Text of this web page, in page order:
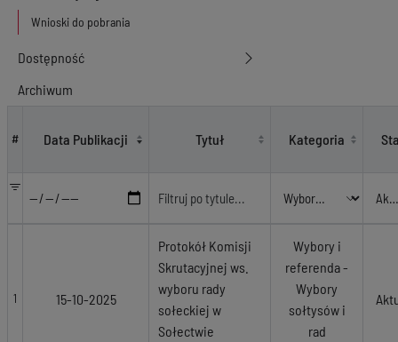
Wnioski do pobrania
Dostępność
Archiwum
# Data Publikacji Tytuł Kategoria
1 15-10-2025
Protokół Komisji
Skrutacyjnej ws.
wyboru rady
sołeckiej w
Sołectwie
Wybory i
referenda -
Wybory
sołtysów i
rad